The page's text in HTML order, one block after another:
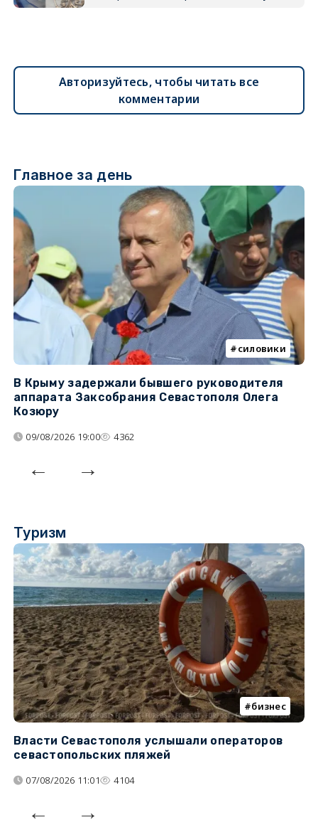
Авторизуйтесь, чтобы читать все
комментарии
Главное за день
силовики
В Крыму задержали бывшего руководителя
аппарата Заксобрания Севастополя Олега
Козюру
09/08/2026 19:00 4362
Туризм
бизнес
Власти Севастополя услышали операторов
севастопольских пляжей
07/08/2026 11:01 4104